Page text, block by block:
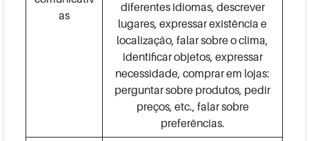
as
diferentes idiomas, descrever
lugares, expressar existência e
localização, falar sobre o clima,
identificar objetos, expressar
necessidade, comprar em lojas:
perguntar sobre produtos, pedir
preços, etc., falar sobre
preferências.